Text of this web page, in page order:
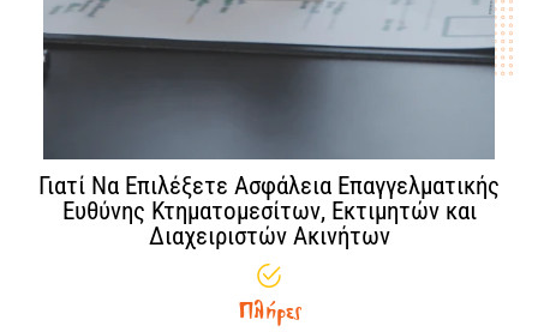
Γιατί Να Επιλέξετε Ασφάλεια Επαγγελματικής
Ευθύνης Κτηματομεσίτων, Eκτιμητών και
Διαχειριστών Ακινήτων
Πλήρες